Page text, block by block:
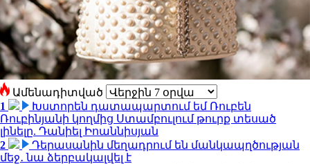
Ամենադիտված
1
Խստորեն դատապարտում եմ Ռուբեն
Ռուբինյանի կողմից Ստամբուլում թուրք տեսած
լինելը. Դանիել Իոաննիսյան
2
Դերասանին մեղադրում են մանկապղծության
մեջ․ նա ձերբակալվել է